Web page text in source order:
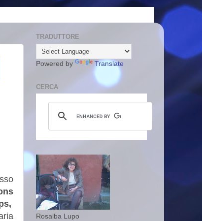
TRADUTTORE
Powered by Translate
CERCA
Rosalba Lupo